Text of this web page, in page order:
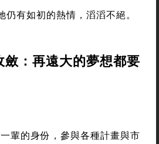
有如初的熱情，滔滔不絕。
斂：再遠大的夢想都要
輩的身份，參與各種計畫與市